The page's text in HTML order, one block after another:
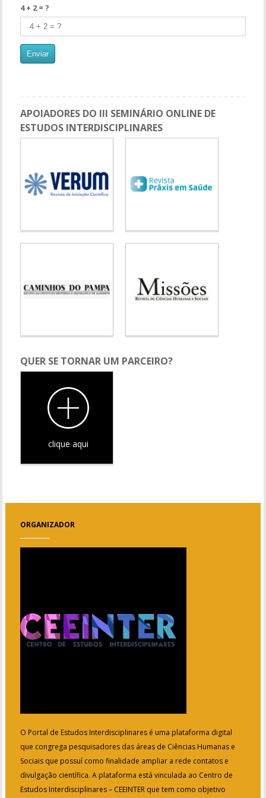
4 + 2 = ?
APOIADORES DO III SEMINÁRIO ONLINE DE
ESTUDOS INTERDISCIPLINARES
QUER SE TORNAR UM PARCEIRO?
clique aqui
ORGANIZADOR
O Portal de Estudos Interdisciplinares é uma plataforma digital
que congrega pesquisadores das áreas de Ciências Humanas e
Sociais que possuí como finalidade ampliar a rede contatos e
divulgação científica. A plataforma está vinculada ao Centro de
Estudos Interdisciplinares – CEEINTER que tem como objetivo